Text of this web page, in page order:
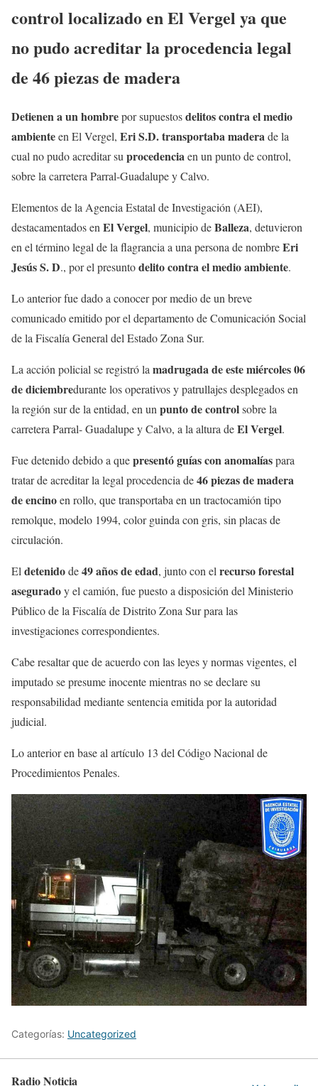
control localizado en El Vergel ya que
no pudo acreditar la procedencia legal
de 46 piezas de madera
Detienen a un hombrepor supuestosdelitos contra el medio
ambienteen El Vergel, Eri S.D. transportaba maderade la
cual no pudo acreditar suprocedenciaen un punto de control,
sobre la carretera Parral-Guadalupe y Calvo.
Elementos de la Agencia Estatal de Investigación (AEI),
destacamentados enEl Vergel, municipio deBalleza, detuvieron
en el término legal de la flagrancia a una persona de nombreEri
Jesús S. D., por el presuntodelito contra el medio ambiente.
Lo anterior fue dado a conocer por medio de un breve
comunicado emitido por el departamento de Comunicación Social
de la Fiscalía General del Estado Zona Sur.
La acción policial se registró lamadrugada de este miércoles 06
de diciembredurante los operativos y patrullajes desplegados en
la región sur de la entidad, en unpunto de controlsobre la
carretera Parral- Guadalupe y Calvo, a la altura deEl Vergel.
Fue detenido debido a quepresentó guías con anomalíaspara
tratar de acreditar la legal procedencia de46 piezas de madera
de encinoen rollo, que transportaba en un tractocamión tipo
remolque, modelo 1994, color guinda con gris, sin placas de
circulación.
Eldetenidode49 años de edad, junto con elrecurso forestal
aseguradoy el camión, fue puesto a disposición del Ministerio
Público de la Fiscalía de Distrito Zona Sur para las
investigaciones correspondientes.
Cabe resaltar que de acuerdo con las leyes y normas vigentes, el
imputado se presume inocente mientras no se declare su
responsabilidad mediante sentencia emitida por la autoridad
judicial.
Lo anterior en base al artículo 13 del Código Nacional de
Procedimientos Penales.
Categorías: Uncategorized
Radio Noticia